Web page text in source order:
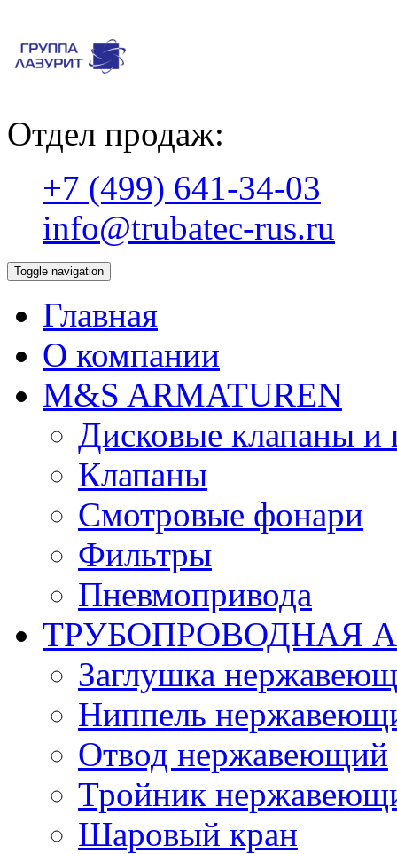
Отдел продаж:
+7 (499) 641-34-03
info@trubatec-rus.ru
Toggle navigation
Главная
О компании
М&S ARMATUREN
Дисковые клапаны
Клапаны
Смотровые фонари
Фильтры
Пневмопривода
ТРУБОПРОВОДНАЯ
Заглушка
Ниппель
Отвод нержавеющий
Тройник
Шаровый кран